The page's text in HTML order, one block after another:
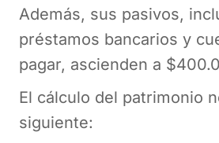
Además, sus pasivos,
préstamos bancarios y
pagar, ascienden a
El cálculo del patrimonio
siguiente: